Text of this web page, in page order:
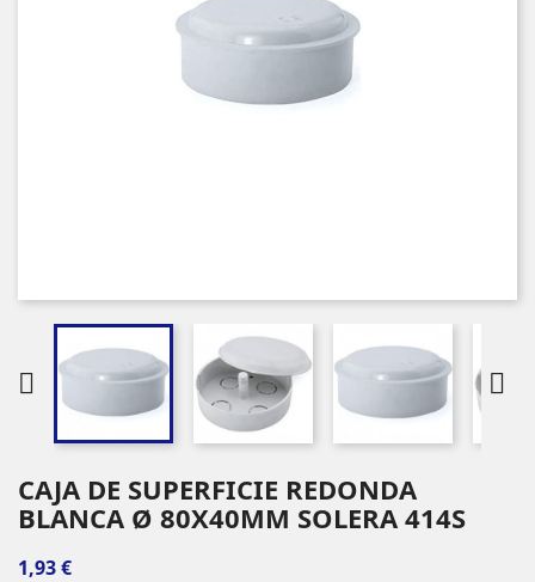
 
CAJA DE SUPERFICIE REDONDA
BLANCA Ø 80X40MM SOLERA 414S
1,93 €